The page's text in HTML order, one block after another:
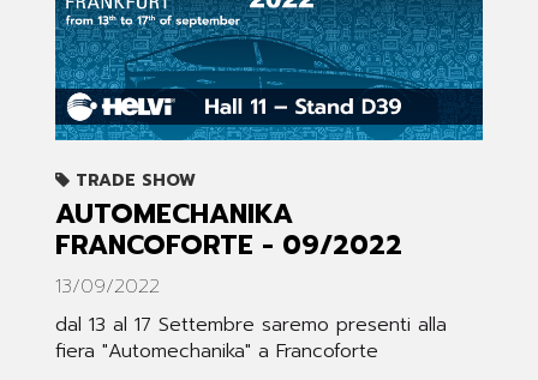
TRADE SHOW
AUTOMECHANIKA
FRANCOFORTE - 09/2022
13/09/2022
dal 13 al 17 Settembre saremo presenti alla
fiera "Automechanika" a Francoforte